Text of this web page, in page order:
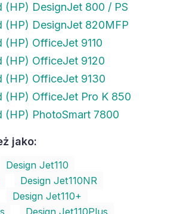
(HP) DesignJet 800 / PS
(HP) DesignJet 820MFP
(HP) OfficeJet 9110
(HP) OfficeJet 9120
(HP) OfficeJet 9130
(HP) OfficeJet Pro K 850
(HP) PhotoSmart 7800
jako:
Design Jet110
Design Jet110NR
Design Jet110+
Design Jet110Plus